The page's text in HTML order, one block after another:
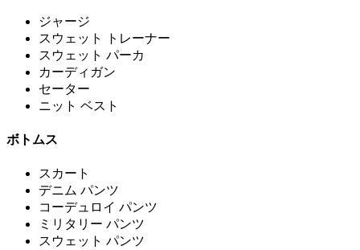
ジャージ
スウェット トレーナー
スウェット パーカ
カーディガン
セーター
ニット ベスト
ボトムス
スカート
デニム パンツ
コーデュロイ パンツ
ミリタリー パンツ
スウェット パンツ